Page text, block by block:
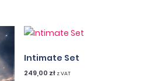
Intimate Set
249,00 zł z VAT